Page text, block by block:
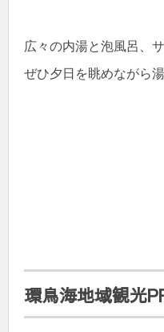
広々の内湯と泡風呂、
ぜひ夕日を眺めながら
環鳥海地域観光